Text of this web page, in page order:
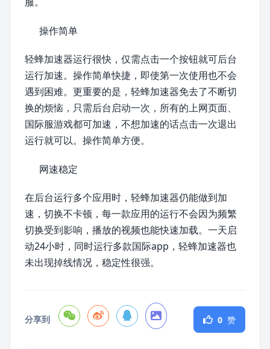
操作简单
轻蜂加速器运行很快，仅需点击一个按钮就可后台
运行加速。操作简单快捷，即使第一次使用也不会
遇到困难。更重要的是，轻蜂加速器免去了不断切
换的烦恼，只需后台启动一次，所有的上网页面、
国际服游戏都可加速，不想加速的话点击一次退出
运行就可以。操作简单方便。
网速稳定
在后台运行多个应用时，轻蜂加速器仍能做到加
速，切换不卡顿，每一款应用的运行不会因为频繁
切换受到影响，播放的视频也能快速加载。一天启
动24小时，同时运行多款国际app，轻蜂加速器也
未出现掉线情况，稳定性很强。
分享到 0 赞